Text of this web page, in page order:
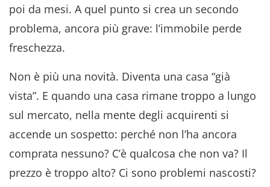
poi da mesi. A quel punto si crea un secondo
problema, ancora più grave: l’immobile perde
freschezza.
Non è più una novità. Diventa una casa “già
vista”. E quando una casa rimane troppo a lungo
sul mercato, nella mente degli acquirenti si
accende un sospetto: perché non l’ha ancora
comprata nessuno? C’è qualcosa che non va? Il
prezzo è troppo alto? Ci sono problemi nascosti?